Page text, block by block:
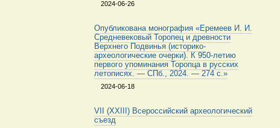
2024-06-26
Опубликована монография «Еремеев И. И.
Средневековый Торопец и древности
Верхнего Подвинья (историко-
археологические очерки). К 950-летию
первого упоминания Торопца в русских
летописях. — СПб., 2024. — 274 с.»
2024-06-18
VII (XXIII) Всероссийский археологический
съезд